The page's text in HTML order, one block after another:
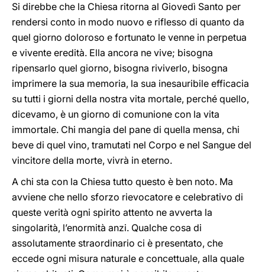
Si direbbe che la Chiesa ritorna al Giovedì Santo per
rendersi conto in modo nuovo e riflesso di quanto da
quel giorno doloroso e fortunato le venne in perpetua
e vivente eredità. Ella ancora ne vive; bisogna
ripensarlo quel giorno, bisogna riviverlo, bisogna
imprimere la sua memoria, la sua inesauribile efficacia
su tutti i giorni della nostra vita mortale, perché quello,
dicevamo, è un giorno di comunione con la vita
immortale. Chi mangia del pane di quella mensa, chi
beve di quel vino, tramutati nel Corpo e nel Sangue del
vincitore della morte, vivrà in eterno.
A chi sta con la Chiesa tutto questo è ben noto. Ma
avviene che nello sforzo rievocatore e celebrativo di
queste verità ogni spirito attento ne avverta la
singolarità, l’enormità anzi. Qualche cosa di
assolutamente straordinario ci è presentato, che
eccede ogni misura naturale e concettuale, alla quale